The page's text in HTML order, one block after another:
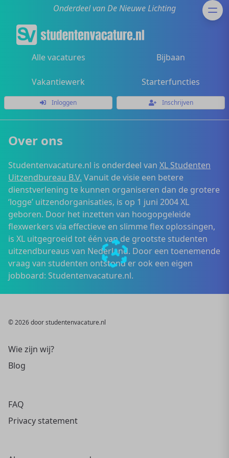
Onderdeel van De Nieuwe Lichting
Alle vacatures Bijbaan
Vakantiewerk Starterfuncties
Inloggen Inschrijven
Over ons
Studentenvacature.nl is onderdeel van XL Studenten
Uitzendbureau B.V. Vanuit de visie een betere
dienstverlening te kunnen organiseren dan de grotere
‘logge’ uitzendorganisaties, is op 1 juni 2004 XL
geboren. Door het inzetten van hoogopgeleide
flexwerkers via effectieve en slimme flex oplossingen,
is XL uitgegroeid tot één van de grootste studenten
uitzendbureaus van Nederland. Door een toenemende
vraag van studenten ontstond er ook een eigen
jobboard: Studentenvacature.nl.
© 2026 door studentenvacature.nl
Wie zijn wij?
Blog
FAQ
Privacy statement